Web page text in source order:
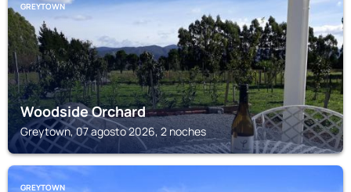
GREYTOWN
Woodside Orchard
Greytown, 07 agosto 2026, 2 noches
GREYTOWN